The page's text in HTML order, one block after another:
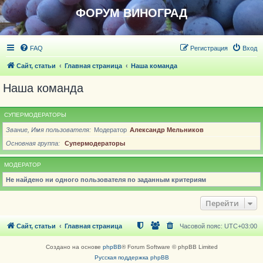
ФОРУМ ВИНОГРАД
FAQ Вход
Регистрация
Сайт, статьи Главная страница Наша команда
Наша команда
СУПЕРМОДЕРАТОРЫ
Звание, Имя пользователя Модератор Александр Мельников
Основная группа
Супермодераторы
МОДЕРАТОР
Не найдено ни одного пользователя по заданным критериям
Перейти
Сайт, статьи Главная страница Часовой пояс: UTC+03:00
Создано на основе phpBB® Forum Software © phpBB Limited
Русская поддержка phpBB